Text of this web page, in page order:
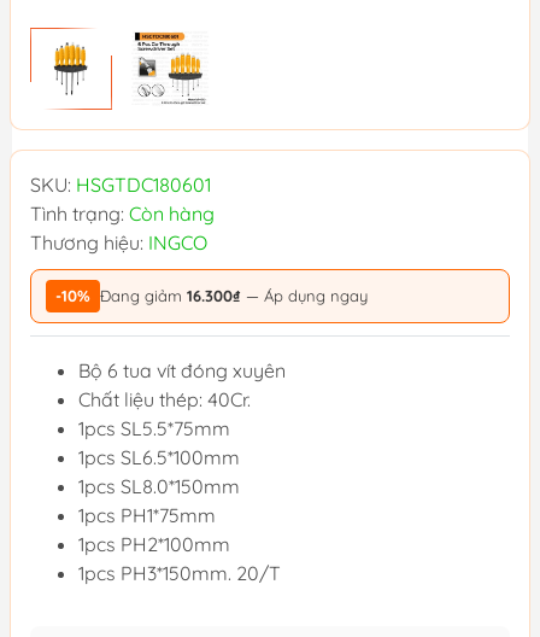
SKU: HSGTDC180601
Tình trạng: Còn hàng
Thương hiệu: INGCO
-10% Đang giảm 16.300₫ — Áp dụng ngay
Bộ 6 tua vít đóng xuyên
Chất liệu thép: 40Cr.
1pcs SL5.5*75mm
1pcs SL6.5*100mm
1pcs SL8.0*150mm
1pcs PH1*75mm
1pcs PH2*100mm
1pcs PH3*150mm. 20/T